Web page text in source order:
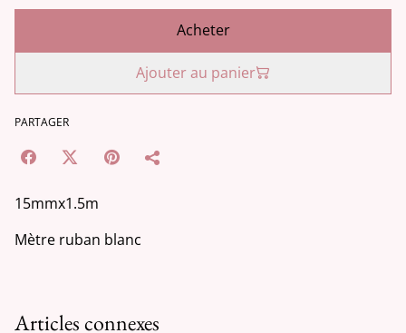
Acheter
Ajouter au panier
PARTAGER
15mmx1.5m
Mètre ruban blanc
Articles connexes